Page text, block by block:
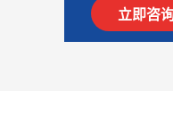
立即咨